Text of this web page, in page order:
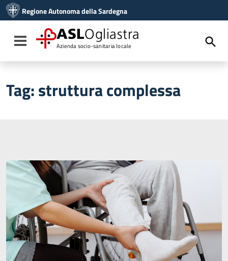
Vai al menu di navigazione
Vai al footer
Regione Autonoma della Sardegna
Toggle navigation
ASLOgliastra
Azienda socio-sanitaria locale
Tag:struttura complessa